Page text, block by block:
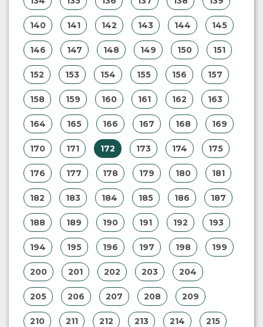
140 141 142 143 144 145
146 147 148 149 150 151
152 153 154 155 156 157
158 159 160 161 162 163
164 165 166 167 168 169
170 171 172 173 174 175
176 177 178 179 180 181
182 183 184 185 186 187
188 189 190 191 192 193
194 195 196 197 198 199
200 201 202 203 204
205 206 207 208 209
210 211 212 213 214 215